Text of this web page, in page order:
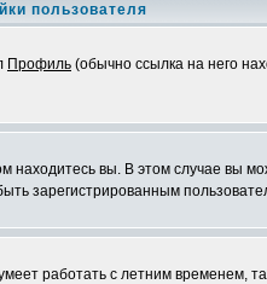
пользователя
Профиль (обычно ссылка на него
вы. В этом случае вы
зарегистрированным
работать с летним временем,